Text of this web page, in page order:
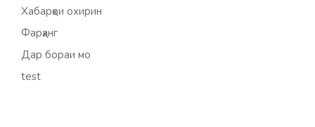
Хабарҳои охирин
Фарҳанг
Дар бораи мо
test